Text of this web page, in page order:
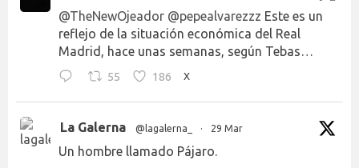
@TheNewOjeador @pepealvarezzz Este es un
reflejo de la situación económica del Real
Madrid, hace unas semanas, según Tebas…
55 186 X
La Galerna @lagalerna_ · 29 Mar
Un hombre llamado Pájaro.